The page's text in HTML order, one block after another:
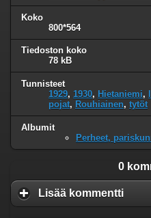
Koko
800*564
Tiedoston koko
78 kB
Tunnisteet
1929, 1930, Hietaniemi,
pojat, Rouhiainen, tytöt
Albumit
Perheet,
0
Lisää kommentti